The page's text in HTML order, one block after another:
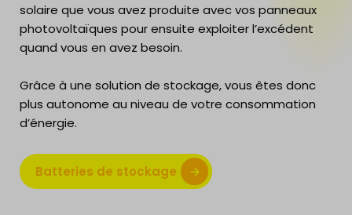
solaire que vous avez produite avec vos panneaux
photovoltaïques pour ensuite exploiter l’excédent
quand vous en avez besoin.
Grâce à une solution de stockage, vous êtes donc
plus autonome au niveau de votre consommation
d’énergie.
Batteries de stockage